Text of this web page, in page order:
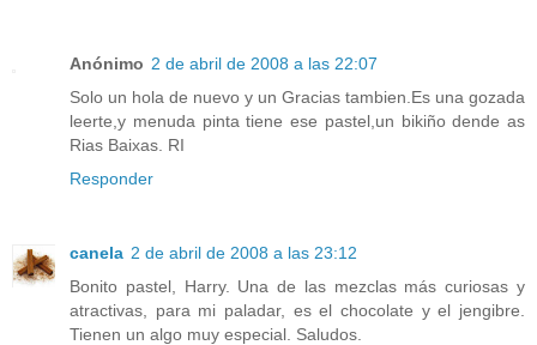
Anónimo 2 de abril de 2008 a las 22:07
Solo un hola de nuevo y un Gracias tambien.Es una gozada
leerte,y menuda pinta tiene ese pastel,un bikiño dende as
Rias Baixas. RI
Responder
canela 2 de abril de 2008 a las 23:12
Bonito pastel, Harry. Una de las mezclas más curiosas y
atractivas, para mi paladar, es el chocolate y el jengibre.
Tienen un algo muy especial. Saludos.